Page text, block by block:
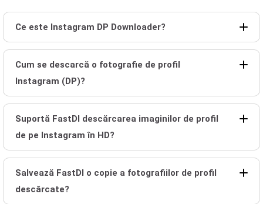
Ce este Instagram DP Downloader?
Cum se descarcă o fotografie de profil
Instagram (DP)?
Suportă FastDl descărcarea imaginilor de profil
de pe Instagram în HD?
Salvează FastDl o copie a fotografiilor de profil
descărcate?